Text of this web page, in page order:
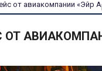
от авиакомпании «Эйр
ОТ